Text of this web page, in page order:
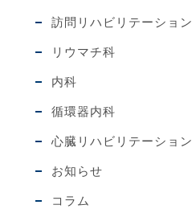
訪問リハビリテーション
リウマチ科
内科
循環器内科
心臓リハビリテーション
お知らせ
コラム